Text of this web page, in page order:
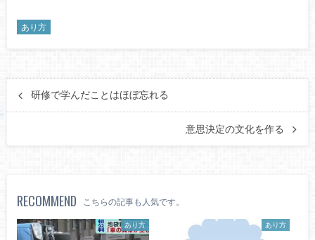
あり方
研修で学んだことはほぼ忘れる
意思決定の文化を作る
RECOMMEND こちらの記事も人気です。
あり方 あり方